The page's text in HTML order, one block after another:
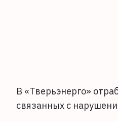
В «Тверьэнерго»
связанных с